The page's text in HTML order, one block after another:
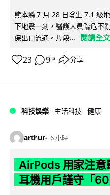
熊本縣 7 月 28 日發生 7.1 級
下地震一刻，醫護人員臨危不
保出口流通。片段...
閱讀全文
23 9 ↗ 分享
科技娛樂 生活科技 健康
arthur 6 小時
AirPods 用家注意
耳機用戶謹守「